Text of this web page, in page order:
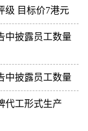
级 目标价7港元
中披露员工数量
中披露员工数量
代工形式生产